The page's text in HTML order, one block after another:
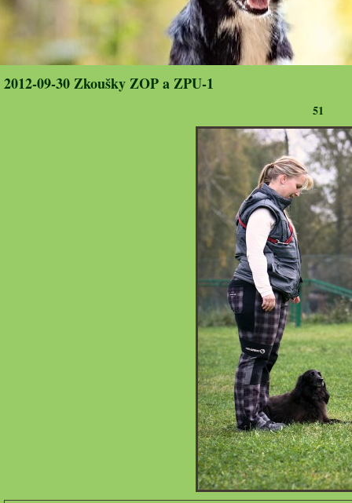
2012-09-30 Zkoušky ZOP a ZPU-1
51